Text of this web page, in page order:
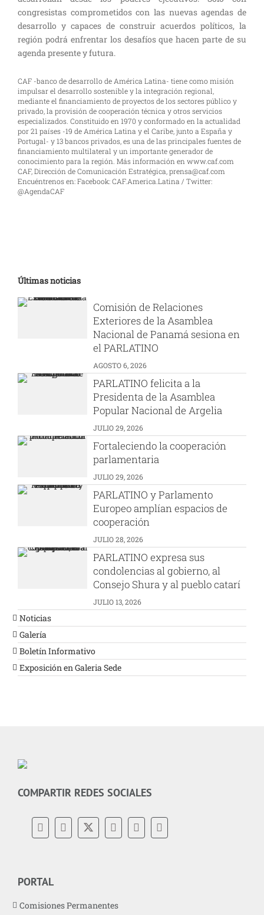
congresistas comprometidos con las nuevas agendas de
desarrollo y capaces de construir acuerdos políticos, la
región podrá enfrentar los desafíos que hacen parte de su
agenda presente y futura.
CAF -banco de desarrollo de América Latina- tiene como misión
impulsar el desarrollo sostenible y la integración regional,
mediante el financiamiento de proyectos de los sectores público y
privado, la provisión de cooperación técnica y otros servicios
especializados. Constituido en 1970 y conformado en la actualidad
por 21 países -19 de América Latina y el Caribe, junto a España y
Portugal- y 13 bancos privados, es una de las principales fuentes de
financiamiento multilateral y un importante generador de
conocimiento para la región. Más información en www.caf.com
CAF, Dirección de Comunicación Estratégica, prensa@caf.com
Encuéntrenos en: Facebook:CAF.America.Latina / Twitter:
@AgendaCAF
Últimas noticias
Comisión de Relaciones
Exteriores de la Asamblea
Nacional de Panamá sesiona en
el PARLATINO
AGOSTO 6, 2026
PARLATINO felicita a la
Presidenta de la Asamblea
Popular Nacional de Argelia
JULIO 29, 2026
Fortaleciendo la cooperación
parlamentaria
JULIO 29, 2026
PARLATINO y Parlamento
Europeo amplían espacios de
cooperación
JULIO 28, 2026
PARLATINO expresa sus
condolencias al gobierno, al
Consejo Shura y al pueblo catarí
JULIO 13, 2026
Noticias
Galería
Boletín Informativo
Exposición en Galeria Sede
COMPARTIR REDES SOCIALES
PORTAL
Comisiones Permanentes